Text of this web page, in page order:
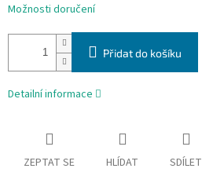
Možnosti doručení
Přidat do košíku
Detailní informace
ZEPTAT SE HLÍDAT SDÍLET